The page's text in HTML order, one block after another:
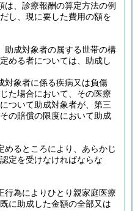
は、診療報酬の算定方法の例
し、現に要した費用の額を
助成対象者の属する世帯の構
める者については、助成し
対象者に係る疾病又は負傷
た場合において、その医療
ついて助成対象者が、第三
の賠償の限度において助成
めるところにより、あらかじ
定を受けなければならな
行為によりひとり親家庭医療
に助成した金額の全部又は